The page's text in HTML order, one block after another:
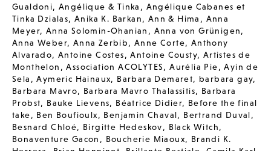
Gualdoni,Angélique & Tinka , Angélique Cabanes et
Tinka Dzialas,Anika K. Barkan, Ann & Hima , Anna
Meyer, Anna Solomin-Ohanian , Anna von Grünigen,
Anna Weber, Anna Zerbib,Anne Corte, Anthony
Alvarado,Antoine Costes,Antoine Cousty, Artistes de
Monthelon ,Association ACOLYTES,Aurélia Pie,Ayin de
Sela ,Aymeric Hainaux, Barbara Demaret, barbara gay,
Barbara Mavro, Barbara Mavro Thalassitis, Barbara
Probst, Bauke Lievens, Béatrice Didier, Before the final
take, Ben Boufioulx, Benjamin Chaval, Bertrand Duval,
Besnard Chloé, Birgitte Hedeskov, Black Witch,
Bonaventure Gacon , Boucherie Miaoux, Brandi K.